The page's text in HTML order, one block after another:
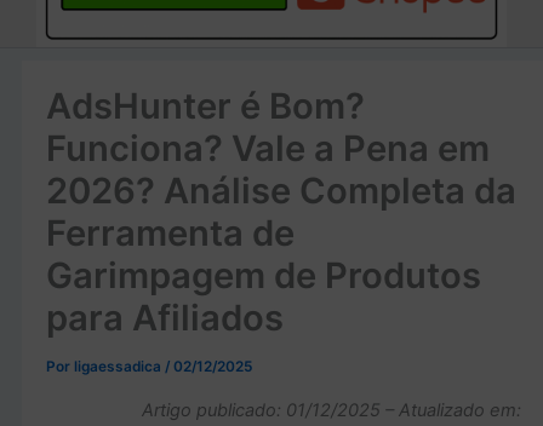
AdsHunter é Bom?
Funciona? Vale a Pena em
2026? Análise Completa da
Ferramenta de
Garimpagem de Produtos
para Afiliados
Por ligaessadica / 02/12/2025
Artigo publicado: 01/12/2025 – Atualizado em: